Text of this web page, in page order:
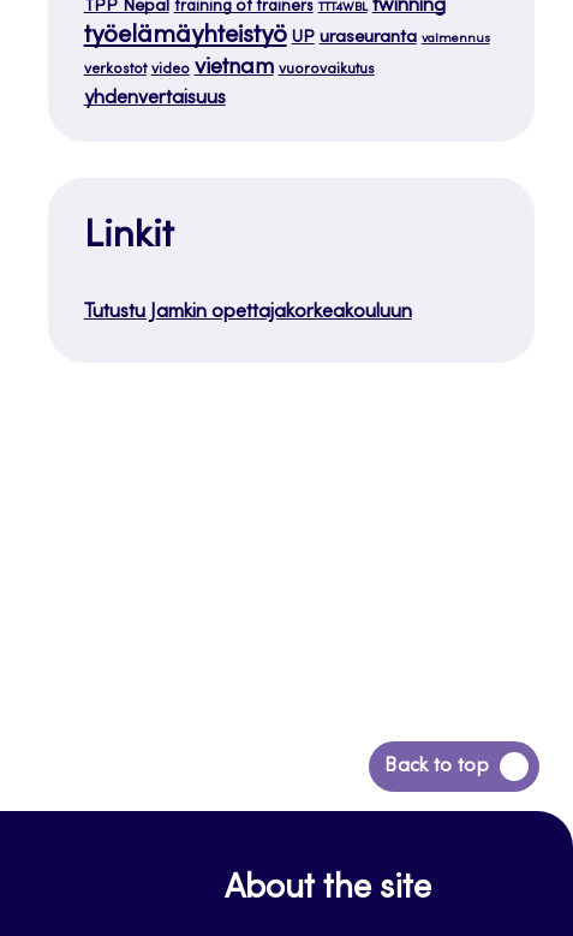
TPP Nepal training of trainers TTT4WBL twinning
työelämäyhteistyö UP uraseuranta valmennus
verkostot video vietnam vuorovaikutus
yhdenvertaisuus
Linkit
Tutustu Jamkin opettajakorkeakouluun
Back to top
Siirry
takaisin
About the site